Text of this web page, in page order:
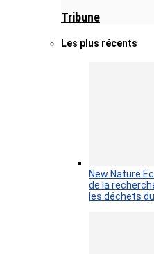
Tribune
Les plus récents
New Nature
de la
les déchets du